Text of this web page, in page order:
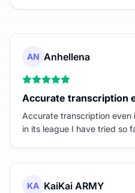
AN Anhellena
Accurate transcription
Accurate transcription even
in its league I have tried so
KA KaiKai ARMY